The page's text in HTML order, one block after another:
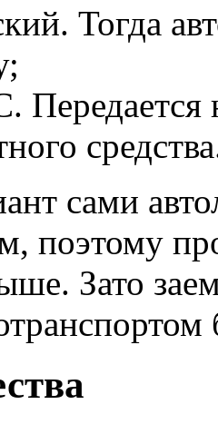
Тогда
сами
поэтому
Зато